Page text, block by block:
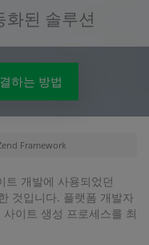
된 솔루션
하는 방법
Framework
개발에 사용되었던
것입니다. 플랫폼 개발자
이트 생성 프로세스를 최